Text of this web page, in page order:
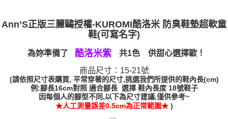
時審查核予不同之上限額度；若仍有額度不足之情形，本公司將視審查結果
請求用戶進行身份認證。
５．嚴禁一人註冊多個帳號或使用他人資訊註冊。若發現惡意使用之情形，
恩沛科技股份有限公司將有權停止該用戶之使用額度並採取法律行動。
國家/地區配送(非順豐配送，勿填寫順豐智能櫃地址) 查看運費
國家/地區配送(限中國大陸地區)
Ann’S正版三麗鷗授權-KUROMI酷洛米 防臭鞋墊超軟童
鞋(可寫名字)
為妳準備了 酷洛米紫
共1色 供甜心選擇歐！
商品尺寸：15-21號
(請依照尺寸表購買, 平常穿著的尺寸,挑選我們所提供的鞋內長(cm)
例:腳長16cm對照 適合腳長 選擇 鞋內長度 18號鞋子
因每個人的腳型不同,以下為尺寸建議,僅供參考~
★人工測量誤差0.5cm為正常範圍★)